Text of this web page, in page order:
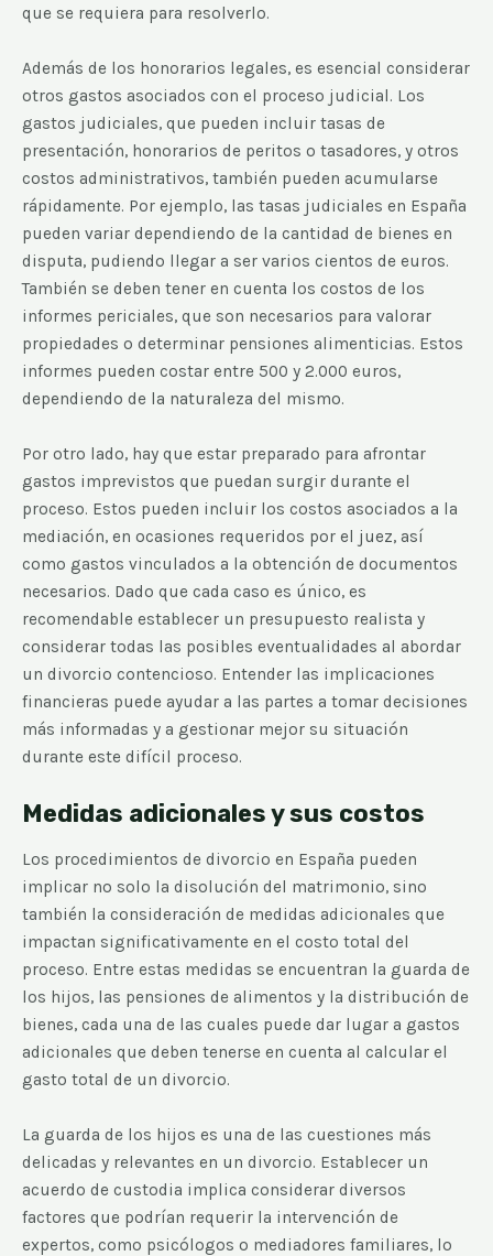
que se requiera para resolverlo.
Además de los honorarios legales, es esencial considerar
otros gastos asociados con el proceso judicial. Los
gastos judiciales, que pueden incluir tasas de
presentación, honorarios de peritos o tasadores, y otros
costos administrativos, también pueden acumularse
rápidamente. Por ejemplo, las tasas judiciales en España
pueden variar dependiendo de la cantidad de bienes en
disputa, pudiendo llegar a ser varios cientos de euros.
También se deben tener en cuenta los costos de los
informes periciales, que son necesarios para valorar
propiedades o determinar pensiones alimenticias. Estos
informes pueden costar entre 500 y 2.000 euros,
dependiendo de la naturaleza del mismo.
Por otro lado, hay que estar preparado para afrontar
gastos imprevistos que puedan surgir durante el
proceso. Estos pueden incluir los costos asociados a la
mediación, en ocasiones requeridos por el juez, así
como gastos vinculados a la obtención de documentos
necesarios. Dado que cada caso es único, es
recomendable establecer un presupuesto realista y
considerar todas las posibles eventualidades al abordar
un divorcio contencioso. Entender las implicaciones
financieras puede ayudar a las partes a tomar decisiones
más informadas y a gestionar mejor su situación
durante este difícil proceso.
Medidas adicionales y sus costos
Los procedimientos de divorcio en España pueden
implicar no solo la disolución del matrimonio, sino
también la consideración de medidas adicionales que
impactan significativamente en el costo total del
proceso. Entre estas medidas se encuentran la guarda de
los hijos, las pensiones de alimentos y la distribución de
bienes, cada una de las cuales puede dar lugar a gastos
adicionales que deben tenerse en cuenta al calcular el
gasto total de un divorcio.
La guarda de los hijos es una de las cuestiones más
delicadas y relevantes en un divorcio. Establecer un
acuerdo de custodia implica considerar diversos
factores que podrían requerir la intervención de
expertos, como psicólogos o mediadores familiares, lo